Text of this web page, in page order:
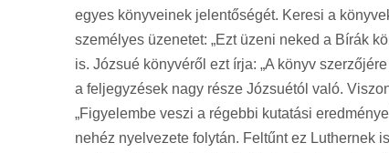
egyes könyveinek jelentőségét. Keresi a
személyes üzenetet: „Ezt üzeni neked a Bírák
is. Józsué könyvéről ezt írja: „A könyv
a feljegyzések nagy része Józsuétól való.
„Figyelembe veszi a régebbi kutatási
nehéz nyelvezete folytán. Feltűnt ez Luthernek